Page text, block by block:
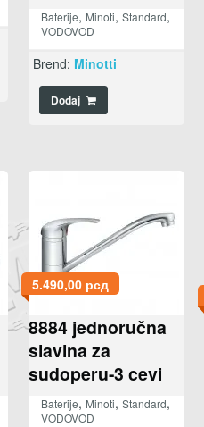
Baterije, Minoti, Standard,
VODOVOD
Brend: Minotti
Dodaj
5.490,00 рсд
8884 jednoručna
slavina za
sudoperu-3 cevi
Baterije, Minoti, Standard,
VODOVOD